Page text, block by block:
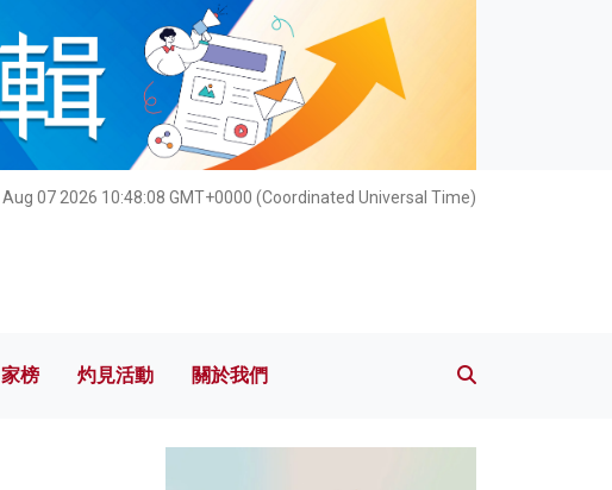
Aug 07 2026 10:48:09 GMT+0000 (Coordinated Universal Time)
名家榜 灼見活動 關於我們
榜 灼見活動 關於我們